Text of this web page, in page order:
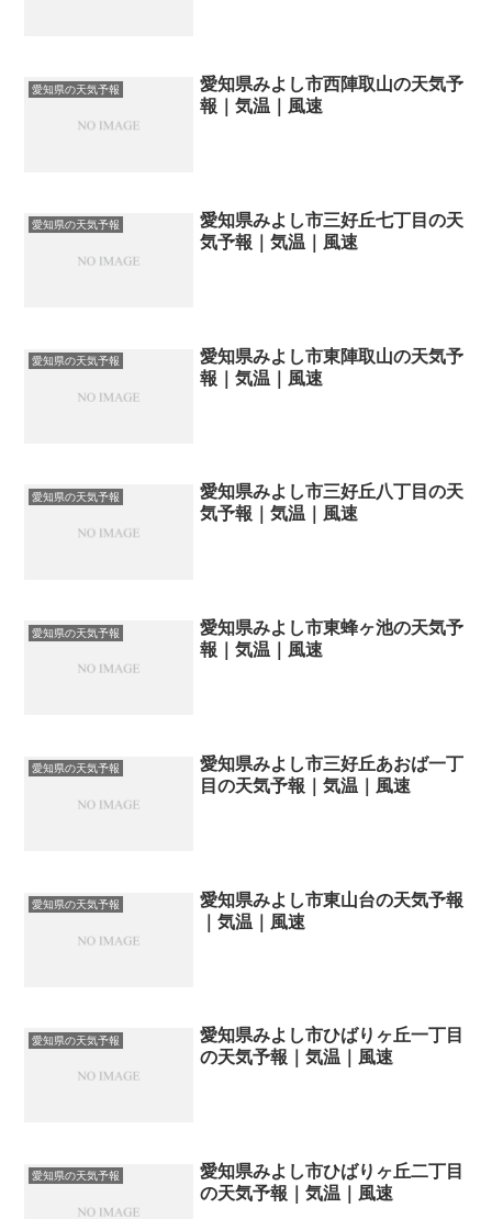
愛知県の天気予報
愛知県みよし市西陣取山の天気予
報｜気温｜風速
愛知県の天気予報
愛知県みよし市三好丘七丁目の天
気予報｜気温｜風速
愛知県の天気予報
愛知県みよし市東陣取山の天気予
報｜気温｜風速
愛知県の天気予報
愛知県みよし市三好丘八丁目の天
気予報｜気温｜風速
愛知県の天気予報
愛知県みよし市東蜂ヶ池の天気予
報｜気温｜風速
愛知県の天気予報
愛知県みよし市三好丘あおば一丁
目の天気予報｜気温｜風速
愛知県の天気予報
愛知県みよし市東山台の天気予報
｜気温｜風速
愛知県の天気予報
愛知県みよし市ひばりヶ丘一丁目
の天気予報｜気温｜風速
愛知県の天気予報
愛知県みよし市ひばりヶ丘二丁目
の天気予報｜気温｜風速